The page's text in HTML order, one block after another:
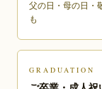
父の日・母の日・
も
GRADUATION